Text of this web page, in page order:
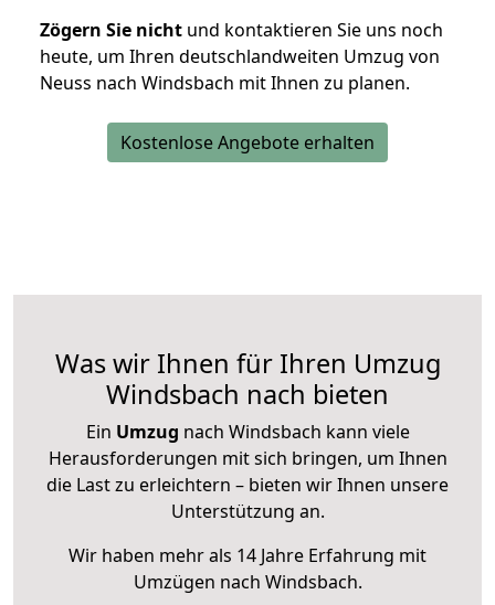
Zögern Sie nicht und kontaktieren Sie uns noch
heute, um Ihren deutschlandweiten Umzug von
Neuss nach Windsbach mit Ihnen zu planen.
Kostenlose Angebote erhalten
Was wir Ihnen für Ihren Umzug
Windsbach nach bieten
Ein Umzug nach Windsbach kann viele
Herausforderungen mit sich bringen, um Ihnen
die Last zu erleichtern – bieten wir Ihnen unsere
Unterstützung an.
Wir haben mehr als 14 Jahre Erfahrung mit
Umzügen nach Windsbach.